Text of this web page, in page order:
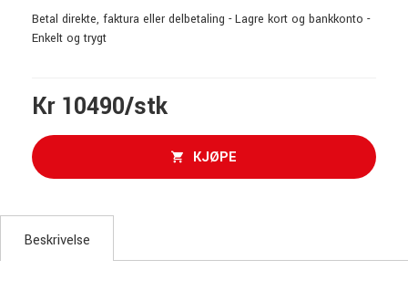
Betal direkte, faktura eller delbetaling - Lagre kort og bankkonto -
Enkelt og trygt
Kr 10490/stk
KJØPE
Beskrivelse